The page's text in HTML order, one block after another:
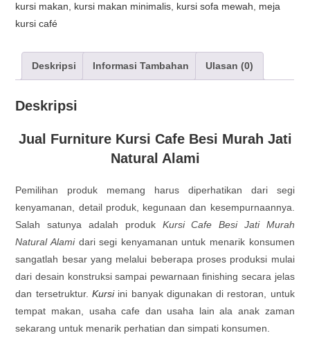
kursi makan
kursi makan minimalis kursi sofa mewah
meja
kursi café
Deskripsi Informasi Tambahan Ulasan (0)
Deskripsi
Jual Furniture Kursi Cafe Besi Murah Jati
Natural Alami
Pemilihan produk memang harus diperhatikan dari segi
kenyamanan, detail produk, kegunaan dan kesempurnaannya.
Salah satunya adalah produk Kursi Cafe Besi Jati Murah
Natural Alami dari segi kenyamanan untuk menarik konsumen
sangatlah besar yang melalui beberapa proses produksi mulai
dari desain konstruksi sampai pewarnaan finishing secara jelas
dan tersetruktur. Kursiini banyak digunakan di restoran, untuk
tempat makan, usaha cafe dan usaha lain ala anak zaman
sekarang untuk menarik perhatian dan simpati konsumen.